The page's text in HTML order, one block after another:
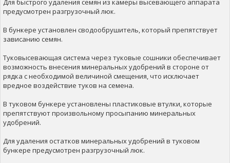
предусмотрен разгрузочный люк.
В бункере установлен сводообрушитель, который препятствует
зависанию семян.
Туковысевающая система через туковые сошники обеспечивает
возможность внесения минеральных удобрений в стороне от
рядка с необходимой величиной смещения, что исключает
вредное воздействие туков на семена.
В туковом бункере установлены пластиковые втулки, которые
препятствуют произвольному просыпанию минеральных
удобрений.
Для удаления остатков минеральных удобрений в туковом
бункере предусмотрен разгрузочный люк.